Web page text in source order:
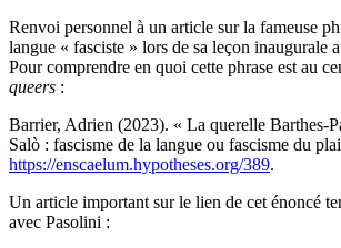
Renvoi personnel à un article sur la fameuse
langue « fasciste » lors de sa leçon inaugurale
Pour comprendre en quoi cette phrase est au
queers :
Barrier, Adrien (2023). « La querelle Barthes-
Salò : fascisme de la langue ou fascisme du
https://enscaelum.hypotheses.org/389.
Un article important sur le lien de cet énoncé
avec Pasolini :